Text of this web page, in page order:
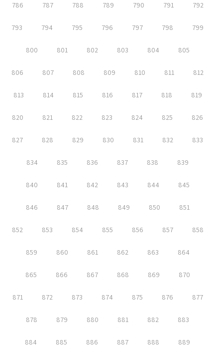
786 787 788 789 790 791 792
793 794 795 796 797 798 799
800 801 802 803 804 805
806 807 808 809 810 811 812
813 814 815 816 817 818 819
820 821 822 823 824 825 826
827 828 829 830 831 832 833
834 835 836 837 838 839
840 841 842 843 844 845
846 847 848 849 850 851
852 853 854 855 856 857 858
859 860 861 862 863 864
865 866 867 868 869 870
871 872 873 874 875 876 877
878 879 880 881 882 883
884 885 886 887 888 889